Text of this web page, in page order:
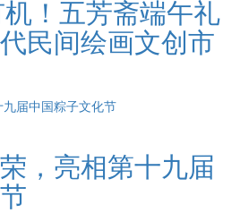
！五芳斋端午礼
民间绘画文创市
，亮相第十九届